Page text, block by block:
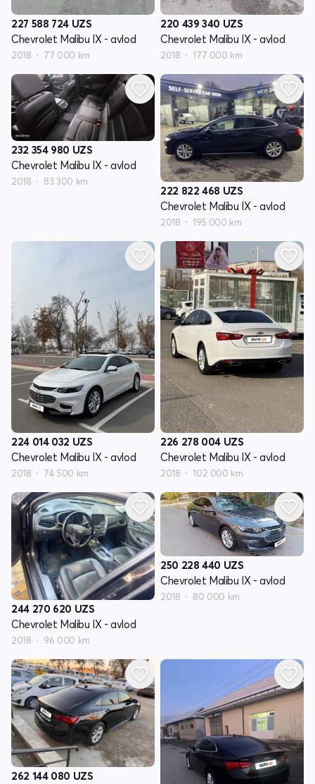
227 588 724 UZS
Chevrolet Malibu IX - avlod
2018 77 000 km
220 439 340 UZS
Chevrolet Malibu IX - avlod
2018 177 000 km
232 354 980 UZS
Chevrolet Malibu IX - avlod
2018 83 300 km
222 822 468 UZS
Chevrolet Malibu IX - avlod
2018 195 000 km
224 014 032 UZS
Chevrolet Malibu IX - avlod
2018 74 500 km
226 278 004 UZS
Chevrolet Malibu IX - avlod
2018 102 000 km
244 270 620 UZS
Chevrolet Malibu IX - avlod
2018 96 000 km
250 228 440 UZS
Chevrolet Malibu IX - avlod
2018 80 000 km
262 144 080 UZS